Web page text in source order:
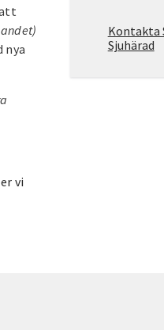
nya
vi
Kontakta
Sjuhärad